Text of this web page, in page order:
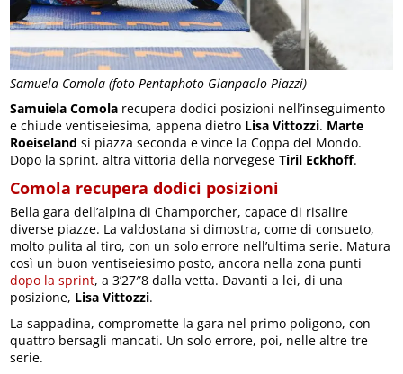
Samuela Comola (foto Pentaphoto Gianpaolo Piazzi)
Samuiela Comola recupera dodici posizioni nell’inseguimento
e chiude ventiseiesima, appena dietro Lisa Vittozzi. Marte
Roeiseland si piazza seconda e vince la Coppa del Mondo.
Dopo la sprint, altra vittoria della norvegeseTiril Eckhoff.
Comola recupera dodici posizioni
Bella gara dell’alpina di Champorcher, capace di risalire
diverse piazze. La valdostana si dimostra, come di consueto,
molto pulita al tiro, con un solo errore nell’ultima serie. Matura
così un buon ventiseiesimo posto, ancora nella zona punti
dopo la sprint, a 3’27″8 dalla vetta. Davanti a lei, di una
posizione, Lisa Vittozzi.
La sappadina, compromette la gara nel primo poligono, con
quattro bersagli mancati. Un solo errore, poi, nelle altre tre
serie.